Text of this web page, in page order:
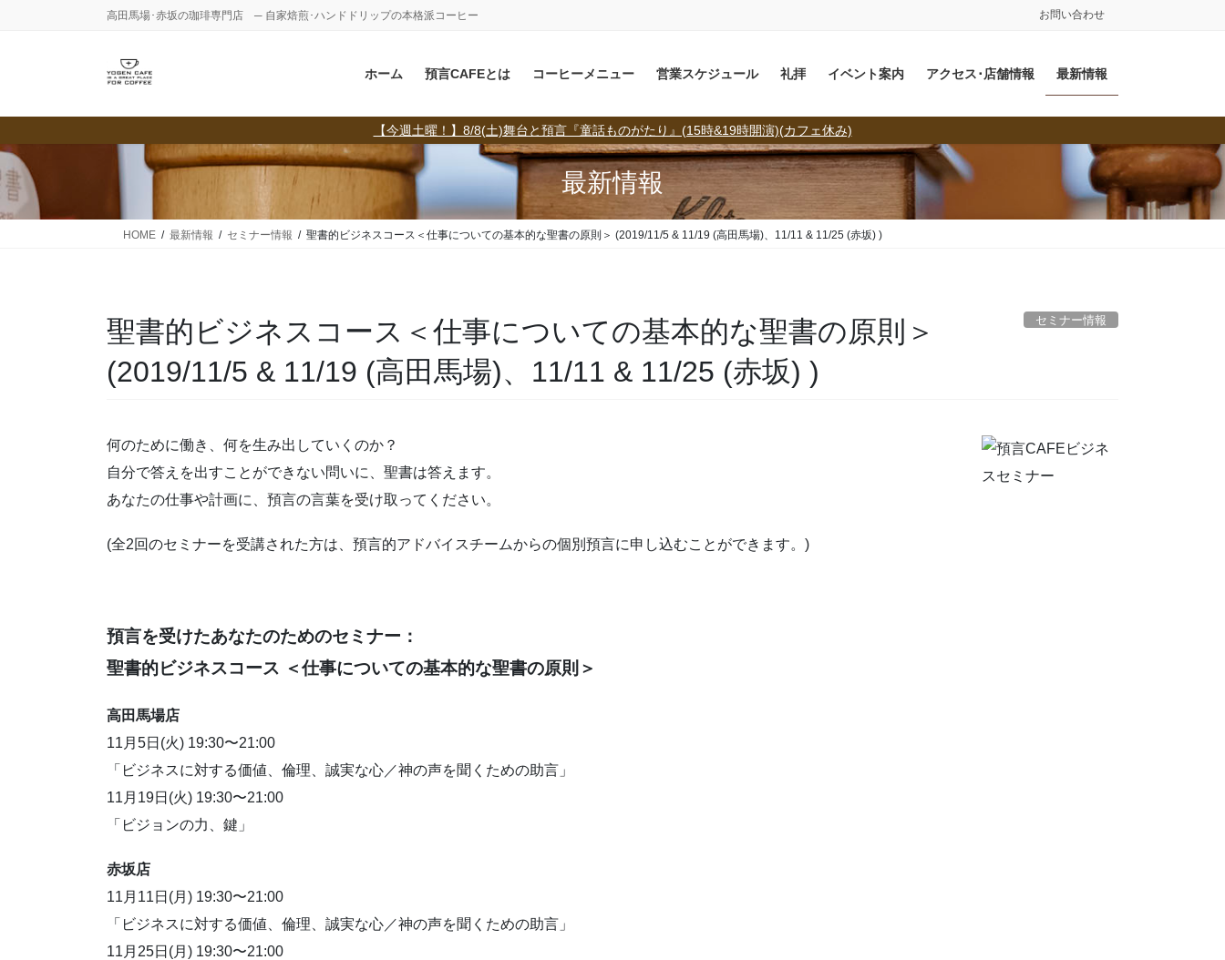
に
ョ
移
動
高田馬場･赤坂の珈琲専門店 ─ 自家焙煎･ハンドドリップの本格派コーヒー お問い合わせ
ホーム 預言CAFEとは コーヒーメニュー 営業スケジュール 礼拝 イベント案内 アクセス･店舗情報 最新情報
【今週土曜！】8/8(土)舞台と預言『童話ものがたり』(15時&19時開演)(カフェ休み)
最新情報
HOME 最新情報 セミナー情報 聖書的ビジネスコース＜仕事についての基本的な聖書の原則＞ (2019/11/5 & 11/19 (高田馬場)、11/11 & 11/25 (赤坂) )
セミナー情報
聖書的ビジネスコース＜仕事についての基本的な聖書の原則＞
(2019/11/5 & 11/19 (高田馬場)、11/11 & 11/25 (赤坂) )
何のために働き、何を生み出していくのか？
自分で答えを出すことができない問いに、聖書は答えます。
あなたの仕事や計画に、預言の言葉を受け取ってください。
(全2回のセミナーを受講された方は、預言的アドバイスチームからの個別預言に申し込むことができます。)
預言を受けたあなたのためのセミナー：
聖書的ビジネスコース ＜仕事についての基本的な聖書の原則＞
高田馬場店
11月5日(火) 19:30〜21:00
「ビジネスに対する価値、倫理、誠実な心／神の声を聞くための助言」
11月19日(火) 19:30〜21:00
「ビジョンの力、鍵」
赤坂店
11月11日(月) 19:30〜21:00
「ビジネスに対する価値、倫理、誠実な心／神の声を聞くための助言」
11月25日(月) 19:30〜21:00